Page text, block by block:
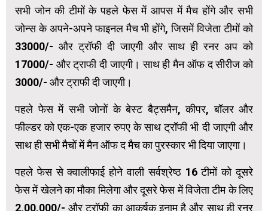
सभी जोन की टीमों के पहले फेस में आपस में मैच होंगे और सभी
जोन्स के अपने-अपने फाइनल मैच भी होंगे, जिसमें विजेता टीमों को
₹33000/- और ट्रॉफी दी जाएगी और साथ ही रनर अप को
₹17000/- और ट्राफी दी जाएगी। साथ ही मैन ऑफ द सीरीज को
₹3000/- और ट्राफी दी जाएगी।
पहले फेस में सभी जोनों के बेस्ट बैट्समैन, कीपर, बॉलर और
फील्डर को एक-एक हजार रुपए के साथ ट्रॉफी भी दी जाएगी और
साथ ही सभी मैचों में मैन ऑफ द मैच का पुरस्कार भी दिया जाएगा।
पहले फेस से क्वालीफाई होने वाली सर्वश्रेष्ठ 16 टीमों को दूसरे
फेस में खेलने का मौका मिलेगा और दूसरे फेस में विजेता टीम के लिए
₹2,00,000/- और ट्रॉफी का आकर्षक इनाम है और साथ ही रनर